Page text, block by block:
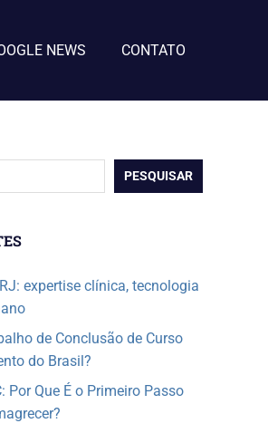
NEWS CONTATO
PESQUISAR
expertise clínica, tecnologia
de Conclusão de Curso
do Brasil?
Por Que É o Primeiro Passo